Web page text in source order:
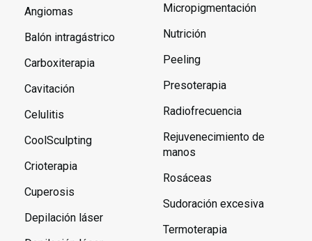
Angiomas
Balón intragástrico
Carboxiterapia
Cavitación
Celulitis
CoolSculpting
Crioterapia
Cuperosis
Depilación láser
Micropigmentación
Nutrición
Peeling
Presoterapia
Radiofrecuencia
Rejuvenecimiento de
manos
Rosáceas
Sudoración excesiva
Termoterapia